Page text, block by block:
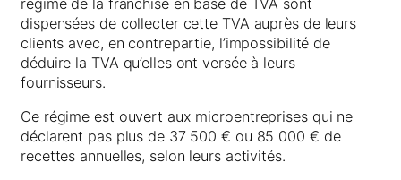
dispensées de collecter cette TVA auprès de leurs
clients avec, en contrepartie, l’impossibilité de
déduire la TVA qu’elles ont versée à leurs
fournisseurs.
Ce régime est ouvert aux microentreprises qui ne
déclarent pas plus de 37 500 € ou 85 000 € de
recettes annuelles, selon leurs activités.